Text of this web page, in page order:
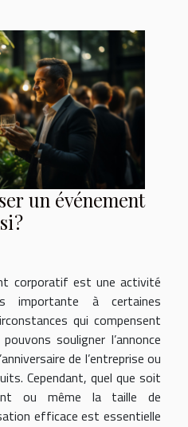
un événement
?
corporatif est une activité
importante à certaines
qui compensent
souligner l’annonce
de l’entreprise ou
Cependant, quel que soit
ou même la taille de
efficace est essentielle